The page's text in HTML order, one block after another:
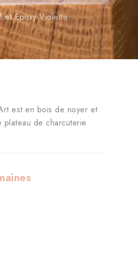
et Epoxy Violette
est en bois de noyer et
de charcuterie